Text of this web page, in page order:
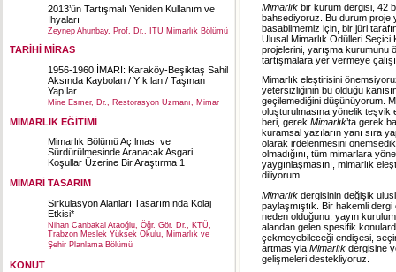
2013’ün Tartışmalı Yeniden Kullanım ve
İhyaları
Zeynep Ahunbay, Prof. Dr., İTÜ Mimarlık Bölümü
TARİHİ MİRAS
1956-1960 İMARI: Karaköy-Beşiktaş Sahil
Aksında Kaybolan / Yıkılan / Taşınan
Yapılar
Mine Esmer, Dr., Restorasyon Uzmanı, Mimar
MİMARLIK EĞİTİMİ
Mimarlık Bölümü Açılması ve
Sürdürülmesinde Aranacak Asgari
Koşullar Üzerine Bir Araştırma 1
MİMARİ TASARIM
Sirkülasyon Alanları Tasarımında Kolaj
Etkisi*
Nihan Canbakal Ataoğlu, Öğr. Gör. Dr., KTÜ,
Trabzon Meslek Yüksek Okulu, Mimarlık ve
Şehir Planlama Bölümü
KONUT
Mimarlık bir kurum dergisi, 42
bahsediyoruz. Bu durum proje
basabilmemiz için, bir jüri
Ulusal Mimarlık Ödülleri Seçici
projelerini, yarışma kurumunu
tartışmalara yer vermeye
Mimarlık eleştirisini
yetersizliğinin bu olduğu
geçilemediğini düşünüyorum.
oluşturulmasına yönelik teşvik
beri, gerek Mimarlık’ta gerek
kuramsal yazıların yanı sıra
olarak irdelenmesini
olmadığını, tüm mimarlara
yaygınlaşmasını, mimarlık
diliyorum.
Mimarlık dergisinin değişik
paylaşmıştık. Bir hakemli
neden olduğunu, yayın
alandan gelen spesifik
çekmeyebileceği endişesi,
artmasıyla Mimarlık dergisine
gelişmeleri destekliyoruz.